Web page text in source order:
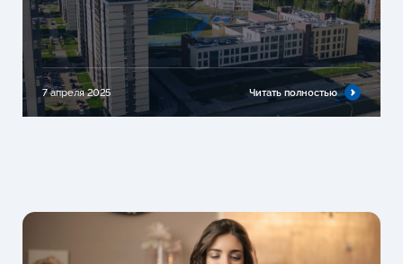
7 апреля 2025 Читать полностью